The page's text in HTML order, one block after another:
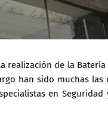
realización de la
han sido muchas
en